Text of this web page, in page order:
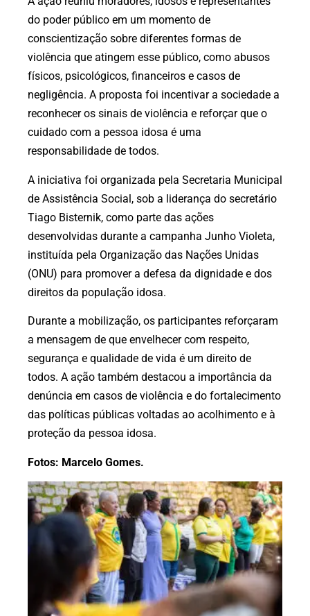
do poder público em um momento de
conscientização sobre diferentes formas de
violência que atingem esse público, como abusos
físicos, psicológicos, financeiros e casos de
negligência. A proposta foi incentivar a sociedade a
reconhecer os sinais de violência e reforçar que o
cuidado com a pessoa idosa é uma
responsabilidade de todos.
A iniciativa foi organizada pela Secretaria Municipal
de Assistência Social, sob a liderança do secretário
Tiago Bisternik, como parte das ações
desenvolvidas durante a campanha Junho Violeta,
instituída pela Organização das Nações Unidas
(ONU) para promover a defesa da dignidade e dos
direitos da população idosa.
Durante a mobilização, os participantes reforçaram
a mensagem de que envelhecer com respeito,
segurança e qualidade de vida é um direito de
todos. A ação também destacou a importância da
denúncia em casos de violência e do fortalecimento
das políticas públicas voltadas ao acolhimento e à
proteção da pessoa idosa.
Fotos: Marcelo Gomes.